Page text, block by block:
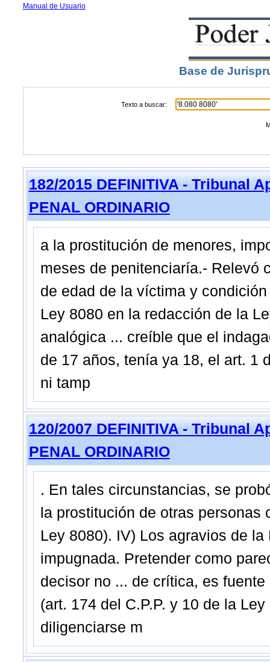
Manual de Usuario
Base de
Texto a buscar:
182/2015 DEFINITIVA - Tribunal
PENAL ORDINARIO
a la prostitución de menores,
meses de penitenciaría.- Relevó
de edad de la víctima y
Ley 8080 en la redacción de la
analógica ... creíble que el
de 17 años, tenía ya 18, el art. 1
ni tamp
120/2007 DEFINITIVA - Tribunal
PENAL ORDINARIO
. En tales circunstancias, se
la prostitución de otras personas
Ley 8080). IV) Los agravios de
impugnada. Pretender como
decisor no ... de crítica, es
(art. 174 del C.P.P. y 10 de la
diligenciarse m